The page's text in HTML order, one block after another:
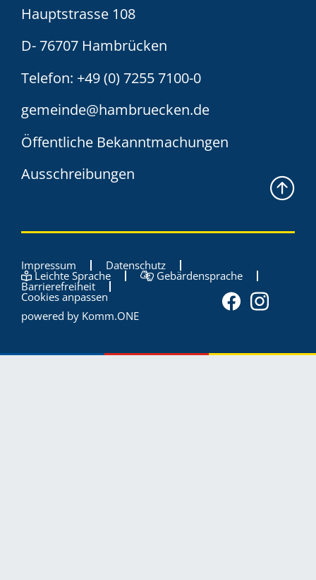
Hauptstrasse 108
D- 76707 Hambrücken
Telefon: +49 (0) 7255 7100-0
gemeinde@hambruecken.de
Öffentliche Bekanntmachungen
Ausschreibungen
Impressum Datenschutz
Leichte Sprache Gebärdensprache
Barrierefreiheit
Cookies anpassen
powered by Komm.ONE